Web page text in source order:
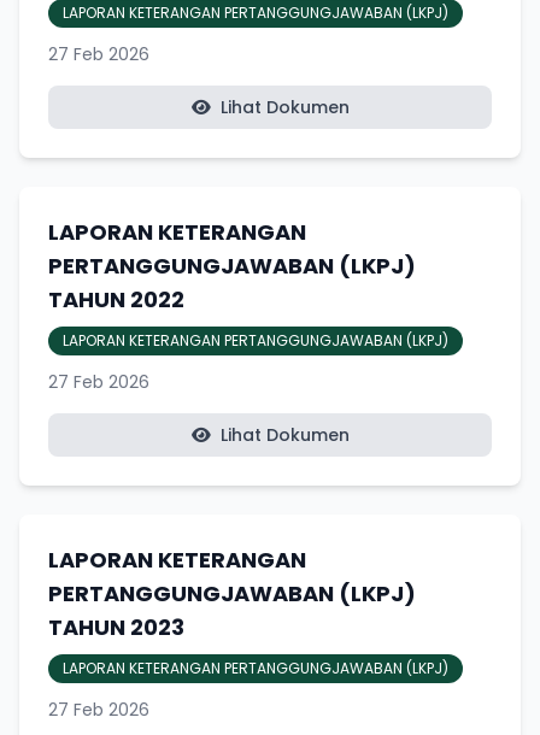
LAPORAN KETERANGAN PERTANGGUNGJAWABAN (LKPJ)
27 Feb 2026
Lihat Dokumen
LAPORAN KETERANGAN
PERTANGGUNGJAWABAN (LKPJ)
TAHUN 2022
LAPORAN KETERANGAN PERTANGGUNGJAWABAN (LKPJ)
27 Feb 2026
Lihat Dokumen
LAPORAN KETERANGAN
PERTANGGUNGJAWABAN (LKPJ)
TAHUN 2023
LAPORAN KETERANGAN PERTANGGUNGJAWABAN (LKPJ)
27 Feb 2026